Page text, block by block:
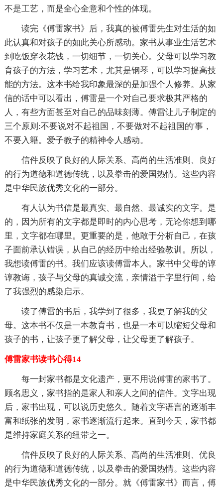
不是工艺，而是全心全意和个性的体现。
读完《傅雷家书》后，我真的被傅雷先生对生活的如
此认真和对孩子的如此关心所感动。家书从事业生活艺术
到吃饭穿衣花钱，一切细节，一切关心。父母可以学习教
育孩子的方法，学习艺术，尤其是钢琴，可以学习提高技
能的方法。这本书给我印象最深的是加强个人修养。从家
信的话中可以看出，傅雷是一个对自己要求极其严格的
人，有些方面甚至对自己的品味刻薄。傅雷让儿子制定的
三个原则:不要说对不起祖国，不要做对不起祖国的'事，
不要入籍。爱子教子的精神令人感动。
信件反映了良好的人际关系、高尚的生活准则、良好
的行为道德和道德传统，以及拳击的爱国热情。这些内容
是中华民族优秀文化的一部分。
有人认为书信是最真实、最自然、最诚实的文字。是
的，因为所有的文字都是即时的内心思考，无论你想到哪
里，文字都在哪里。更重要的是，他敢于分析自己，在孩
子面前承认错误，从自己的经历中给出经验教训。所以，
我想读傅雷的书。我们应该读傅雷本人。家书中父母的谆
谆教诲，孩子与父母的真诚交流，亲情溢于字里行间，给
了我强烈的感染启示。
读了傅雷的书后，我学到了很多，我更了解我的父
母。这本书不仅是一本教育书，也是一本可以缩短父母和
孩子的书，让孩子更了解父母，让父母更了解孩子。
傅雷家书读书心得14
每一封家书都是文化遗产，更不用说傅雷的家书了。
顾名思义，家书指的是家人和亲人之间的信件。文字出现
后，家书出现，可以说历史悠久。随着文字语言的逐渐丰
富和纸张的发明，家书逐渐流行起来。直到今天，家书都
是维持家庭关系的纽带之一。
信件反映了良好的人际关系、高尚的生活准则、优良
的行为道德和道德传统，以及拳击的爱国热情。这些内容
是中华民族优秀文化的一部分。就《傅雷家书》而言，傅